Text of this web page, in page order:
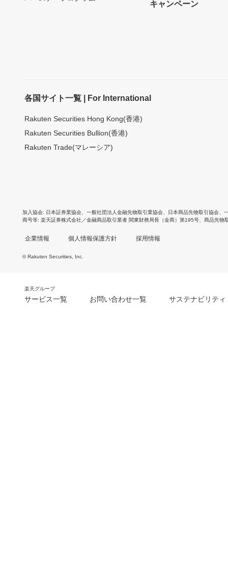
キャンペーン
各国サイト一覧 | For International
Rakuten Securities Hong Kong(香港)
Rakuten Securities Bullion(香港)
Rakuten Trade(マレーシア)
加入協会 日本証券業協会 一般社団法人金融先物取引業協会 日本商品先物取引協会
商号等 楽天証券株式会社／金融商品取引業者 関東財務局長（金商）第195号、商品先物
企業情報 個人情報保護方針 採用情報
© Rakuten Securities, Inc.
楽天グループ
サービス一覧 お問い合わせ一覧 サステナビリティ